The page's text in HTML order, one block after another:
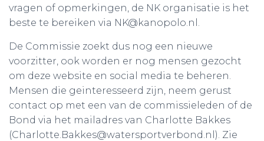
vragen of opmerkingen, de NK organisatie is het
beste te bereiken via NK@kanopolo.nl.
De Commissie zoekt dus nog een nieuwe
voorzitter, ook worden er nog mensen gezocht
om deze website en social media te beheren.
Mensen die geinteresseerd zijn, neem gerust
contact op met een van de commissieleden of de
Bond via het mailadres van Charlotte Bakkes
(Charlotte.Bakkes@watersportverbond.nl). Zie